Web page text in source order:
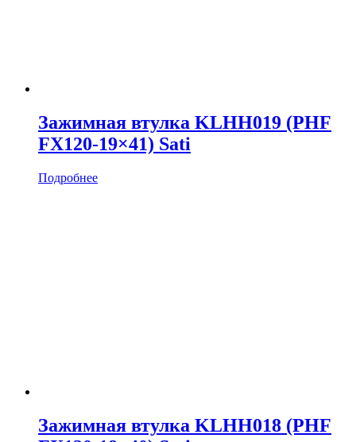
Зажимная втулка KLHH019 (PHF
FX120-19×41) Sati
Подробнее
Зажимная втулка KLHH018 (PHF